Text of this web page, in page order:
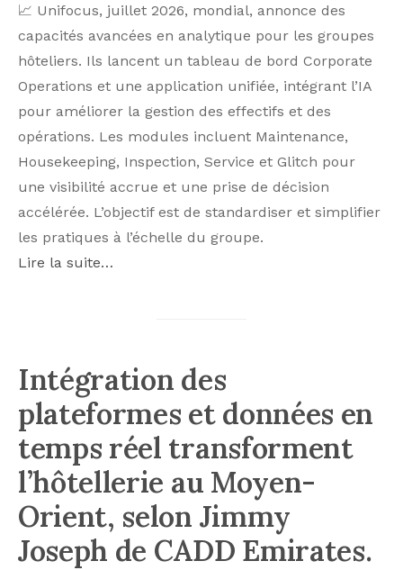
📈 Unifocus, juillet 2026, mondial, annonce des
capacités avancées en analytique pour les groupes
hôteliers. Ils lancent un tableau de bord Corporate
Operations et une application unifiée, intégrant l’IA
pour améliorer la gestion des effectifs et des
opérations. Les modules incluent Maintenance,
Housekeeping, Inspection, Service et Glitch pour
une visibilité accrue et une prise de décision
accélérée. L’objectif est de standardiser et simplifier
les pratiques à l’échelle du groupe.
Lire la suite…
Intégration des
plateformes et données en
temps réel transforment
l’hôtellerie au Moyen-
Orient, selon Jimmy
Joseph de CADD Emirates.